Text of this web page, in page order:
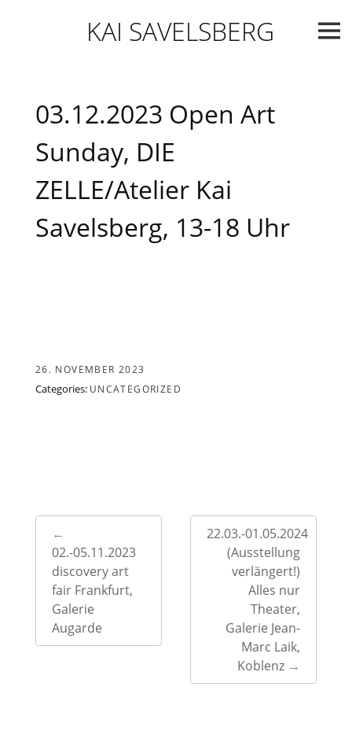
KAI SAVELSBERG
03.12.2023 Open Art
Sunday, DIE
ZELLE/Atelier Kai
Savelsberg, 13-18 Uhr
26. NOVEMBER 2023
Categories: UNCATEGORIZED
Post
navigation
←
02.-05.11.2023
discovery art
fair Frankfurt,
Galerie
Augarde
22.03.-01.05.2024
(Ausstellung
verlängert!)
Alles nur
Theater,
Galerie Jean-
Marc Laik,
Koblenz →